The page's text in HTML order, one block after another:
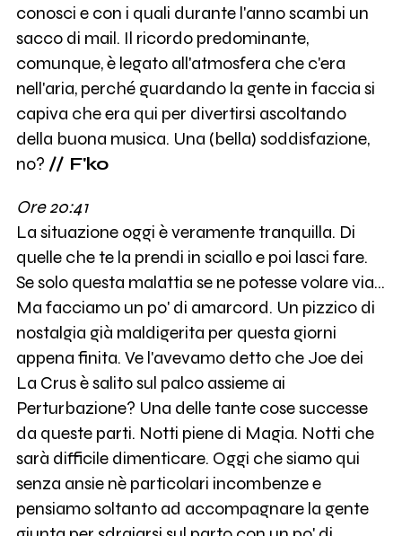
conosci e con i quali durante l'anno scambi un
sacco di mail. Il ricordo predominante,
comunque, è legato all'atmosfera che c'era
nell'aria, perché guardando la gente in faccia si
capiva che era qui per divertirsi ascoltando
della buona musica. Una (bella) soddisfazione,
no? // F'ko
Ore 20:41
La situazione oggi è veramente tranquilla. Di
quelle che te la prendi in sciallo e poi lasci fare.
Se solo questa malattia se ne potesse volare via...
Ma facciamo un po' di amarcord. Un pizzico di
nostalgia già maldigerita per questa giorni
appena finita. Ve l'avevamo detto che Joe dei
La Crus è salito sul palco assieme ai
Perturbazione? Una delle tante cose successe
da queste parti. Notti piene di Magia. Notti che
sarà difficile dimenticare. Oggi che siamo qui
senza ansie nè particolari incombenze e
pensiamo soltanto ad accompagnare la gente